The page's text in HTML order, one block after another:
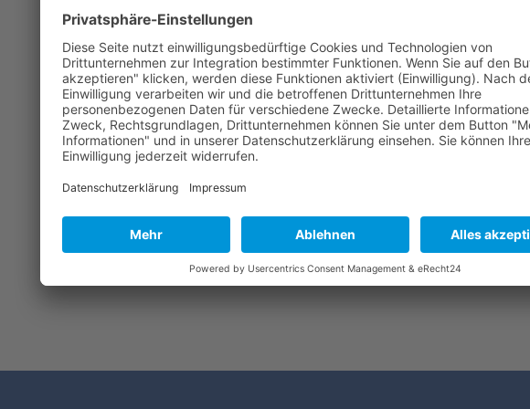
Wir melden uns schnellstmöglich bei